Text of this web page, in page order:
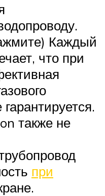
Каждый
что при
также не
при